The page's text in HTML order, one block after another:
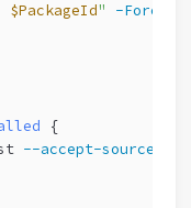
$PackageId"
-
{
--accept-source-